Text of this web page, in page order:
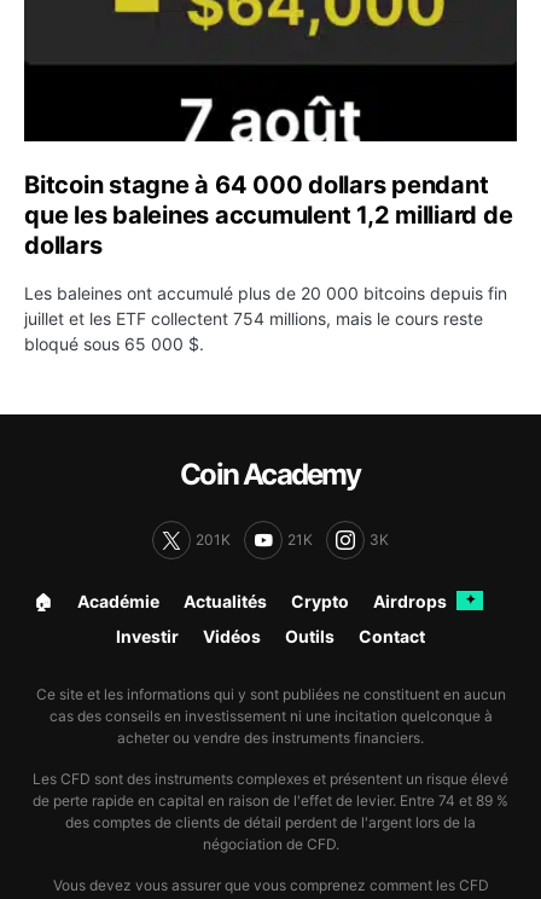
Bitcoin stagne à 64 000 dollars pendant
que les baleines accumulent 1,2 milliard de
dollars
Les baleines ont accumulé plus de 20 000 bitcoins depuis fin
juillet et les ETF collectent 754 millions, mais le cours reste
bloqué sous 65 000 $.
Coin Academy
201K 21K 3K
🏠︎ Académie Actualités Crypto Airdrops ✦
Investir Vidéos Outils Contact
Ce site et les informations qui y sont publiées ne constituent en aucun
cas des conseils en investissement ni une incitation quelconque à
acheter ou vendre des instruments financiers.
Les CFD sont des instruments complexes et présentent un risque élevé
de perte rapide en capital en raison de l'effet de levier. Entre 74 et 89 %
des comptes de clients de détail perdent de l'argent lors de la
négociation de CFD.
Vous devez vous assurer que vous comprenez comment les CFD